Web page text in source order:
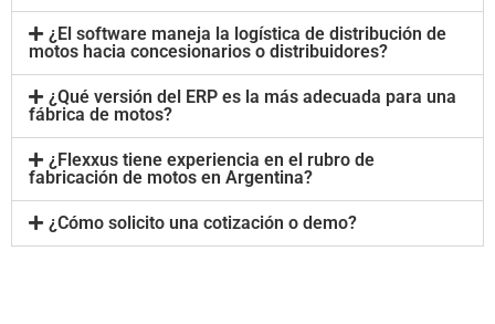
¿El software maneja la logística de distribución de
motos hacia concesionarios o distribuidores?
¿Qué versión del ERP es la más adecuada para una
fábrica de motos?
¿Flexxus tiene experiencia en el rubro de
fabricación de motos en Argentina?
¿Cómo solicito una cotización o demo?